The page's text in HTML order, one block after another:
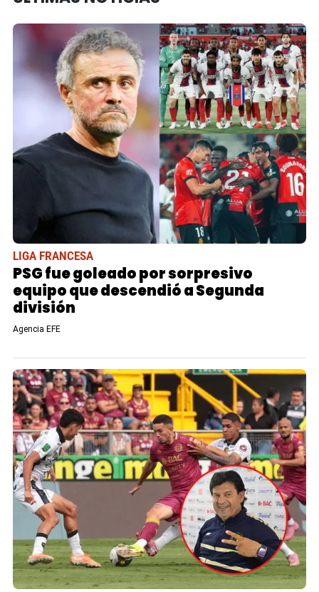
LIGA FRANCESA
PSG fue goleado por sorpresivo
equipo que descendió a Segunda
división
Agencia EFE